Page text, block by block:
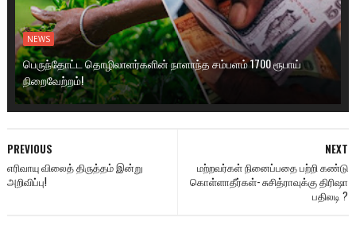
NEWS
பெருந்தோட்ட தொழிலாளர்களின் நாளாந்த சம்பளம் 1700 ரூபாய்
நிறைவேற்றம்!
NEXT
மற்றவர்கள் நினைப்பதை பற்றி கண்டு
கொள்ளாதீர்கள்- சுசித்ராவுக்கு திரிஷா
பதிலடி ?
PREVIOUS
எரிவாயு விலைத் திருத்தம் இன்று
அறிவிப்பு!